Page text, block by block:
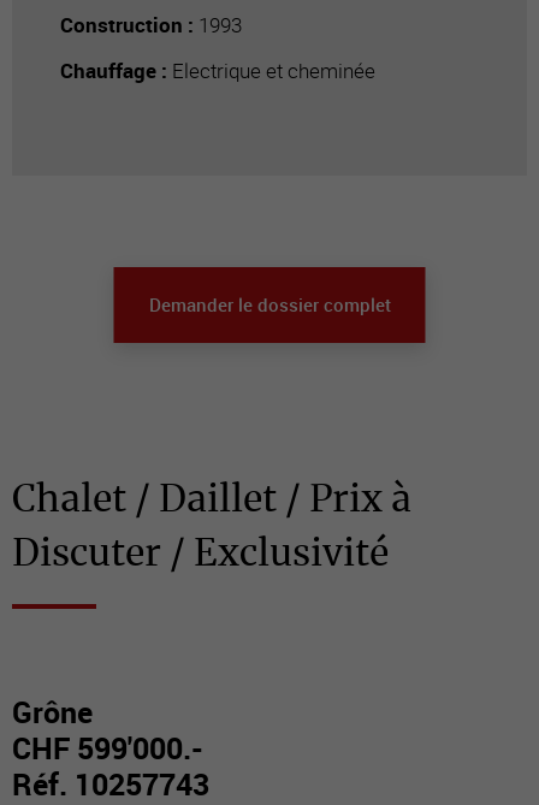
Construction : 1993
Chauffage : Electrique et cheminée
Chalet / Daillet / Prix à
Discuter / Exclusivité
Grône
CHF 599'000.-
Réf. 10257743
Demander le dossier complet